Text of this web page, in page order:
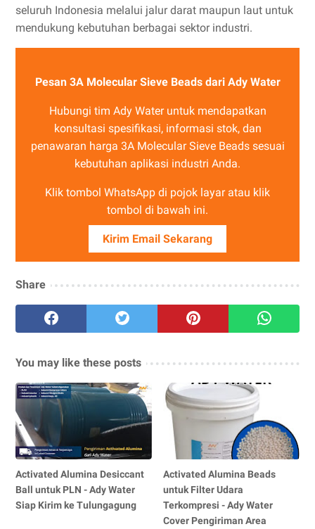
seluruh Indonesia melalui jalur darat maupun laut untuk
mendukung kebutuhan berbagai sektor industri.
Pesan 3A Molecular Sieve Beads dari Ady Water
Hubungi tim Ady Water untuk mendapatkan
konsultasi spesifikasi, informasi stok, dan
penawaran harga 3A Molecular Sieve Beads sesuai
kebutuhan aplikasi industri Anda.
Klik tombol WhatsApp di pojok layar atau klik
tombol di bawah ini.
Kirim Email Sekarang
Share
You may like these posts
Activated Alumina Desiccant
Ball untuk PLN - Ady Water
Siap Kirim ke Tulungagung
Activated Alumina Beads
untuk Filter Udara
Terkompresi - Ady Water
Cover Pengiriman Area